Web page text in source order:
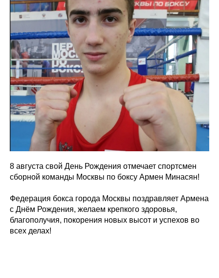
8 августа свой День Рождения отмечает спортсмен
сборной команды Москвы по боксу Армен Минасян!
Федерация бокса города Москвы поздравляет Армена
с Днём Рождения, желаем крепкого здоровья,
благополучия, покорения новых высот и успехов во
всех делах!